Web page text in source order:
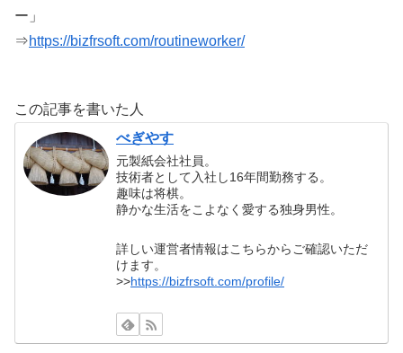
ー」
⇒https://bizfrsoft.com/routineworker/
この記事を書いた人
べぎやす
元製紙会社社員。
技術者として入社し16年間勤務する。
趣味は将棋。
静かな生活をこよなく愛する独身男性。
詳しい運営者情報はこちらからご確認いただ
けます。
>>https://bizfrsoft.com/profile/